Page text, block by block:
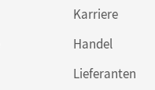
Karriere
Handel
Lieferanten